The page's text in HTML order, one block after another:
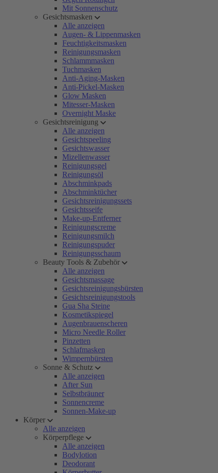
Mit Sonnenschutz
Gesichtsmasken
Alle anzeigen
Augen- & Lippenmasken
Feuchtigkeitsmasken
Reinigungsmasken
Schlammmasken
Tuchmasken
Anti-Aging-Masken
Anti-Pickel-Masken
Glow Masken
Mitesser-Masken
Overnight Maske
Gesichtsreinigung
Alle anzeigen
Gesichtspeeling
Gesichtswasser
Mizellenwasser
Reinigungsgel
Reinigungsöl
Abschminkpads
Abschminktücher
Gesichtsreinigungssets
Gesichtsseife
Make-up-Entferner
Reinigungscreme
Reinigungsmilch
Reinigungspuder
Reinigungsschaum
Beauty Tools & Zubehör
Alle anzeigen
Gesichtsmassage
Gesichtsreinigungsbürsten
Gesichtsreinigungstools
Gua Sha Steine
Kosmetikspiegel
Augenbrauenscheren
Micro Needle Roller
Pinzetten
Schlafmasken
Wimpernbürsten
Sonne & Schutz
Alle anzeigen
After Sun
Selbstbräuner
Sonnencreme
Sonnen-Make-up
Körper
Alle anzeigen
Körperpflege
Alle anzeigen
Bodylotion
Deodorant